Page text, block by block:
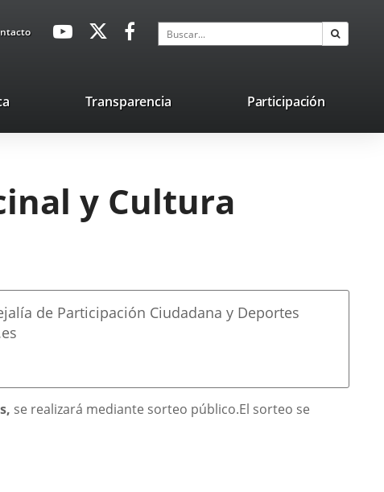
avaHeaderSocial
Enlace
externa.
Enlace
aplicación
externa.
Enlace
aplicación
externa.
Buscar
Enlace
una
Transparencia Participación
y Cultura
de Participación Ciudadana y Deportes
se realizará mediante sorteo público.El sorteo se